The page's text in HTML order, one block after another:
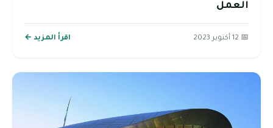
العمل
📅 12 أكتوبر 2023 اقرأ المزيد ←